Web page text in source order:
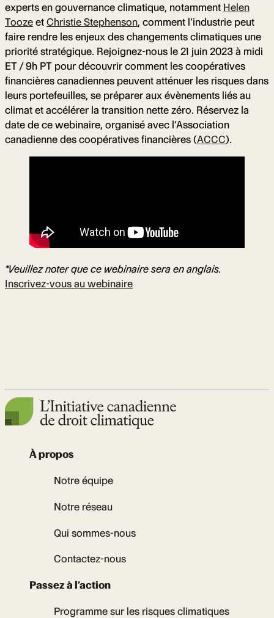
experts en gouvernance climatique, notamment Helen
Tooze et Christie Stephenson, comment l’industrie peut
faire rendre les enjeux des changements climatiques une
priorité stratégique. Rejoignez-nous le 21 juin 2023 à midi
ET / 9h PT pour découvrir comment les coopératives
financières canadiennes peuvent atténuer les risques dans
leurs portefeuilles, se préparer aux évènements liés au
climat et accélérer la transition nette zéro. Réservez la
date de ce webinaire, organisé avec l’Association
canadienne des coopératives financières (ACCC).
*Veuillez noter que ce webinaire sera en anglais.
Inscrivez-vous au webinaire
À propos
Notre équipe
Notre réseau
Qui sommes-nous
Contactez-nous
Passez à l’action
Programme sur les risques climatiques